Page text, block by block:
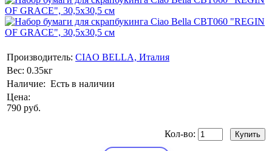
Производитель: CIAO BELLA, Италия
Вес: 0.35кг
Наличие: Есть в наличии
Цена:
790 руб.
Кол-во: